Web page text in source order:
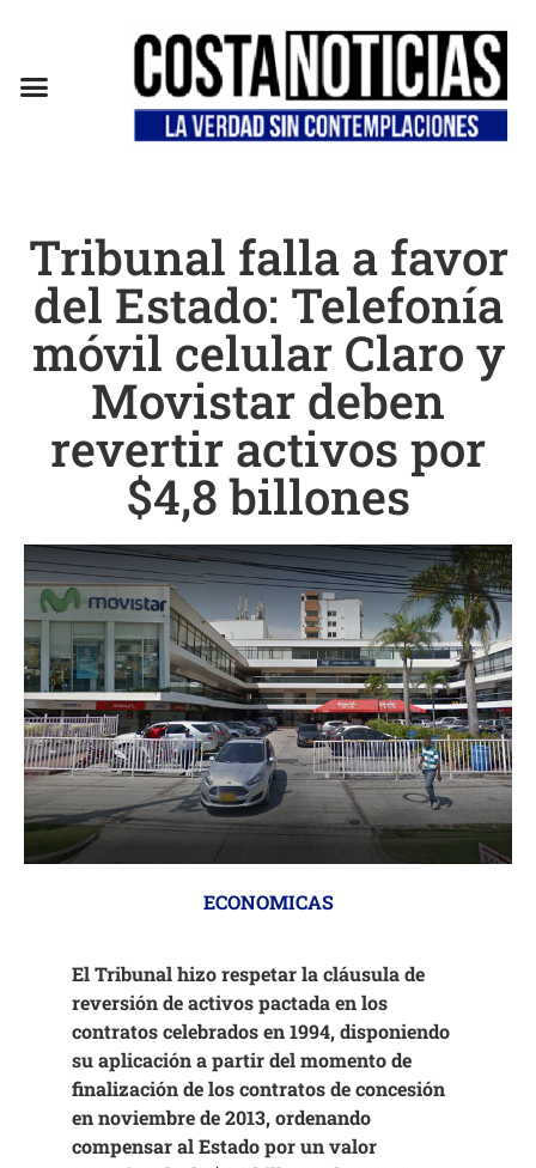
Tribunal falla a favor
del Estado: Telefonía
móvil celular Claro y
Movistar deben
revertir activos por
$4,8 billones
ECONOMICAS
El Tribunal hizo respetar la cláusula de
reversión de activos pactada en los
contratos celebrados en 1994, disponiendo
su aplicación a partir del momento de
finalización de los contratos de concesión
en noviembre de 2013, ordenando
compensar al Estado por un valor